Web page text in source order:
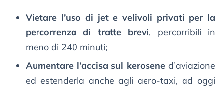
Vietare l’uso di jet e velivoli privati per la
percorrenza di tratte brevi, percorribili in
meno di 240 minuti;
Aumentare l’accisa sul kerosened’aviazione
ed estenderla anche agli aero-taxi, ad oggi